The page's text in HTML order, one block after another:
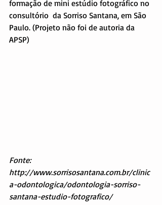
formação de mini estúdio fotográfico no
consultório  da Sorriso Santana, em São
Paulo. (Projeto não foi de autoria da
APSP)
Fonte:
http://www.sorrisosantana.com.br/clinic
a-odontologica/odontologia-sorriso-
santana-estudio-fotografico/